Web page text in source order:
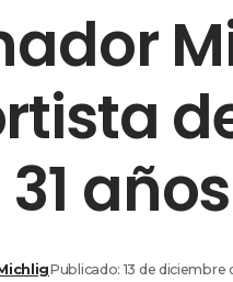
Publicado: 13 de diciembre